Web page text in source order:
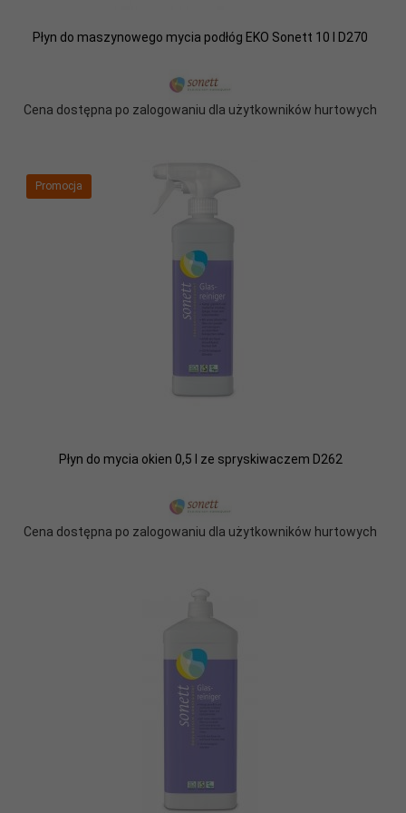
Płyn do maszynowego mycia podłóg EKO Sonett 10 l D270
Cena dostępna po zalogowaniu dla użytkowników hurtowych
Promocja
Płyn do mycia okien 0,5 l ze spryskiwaczem D262
Cena dostępna po zalogowaniu dla użytkowników hurtowych